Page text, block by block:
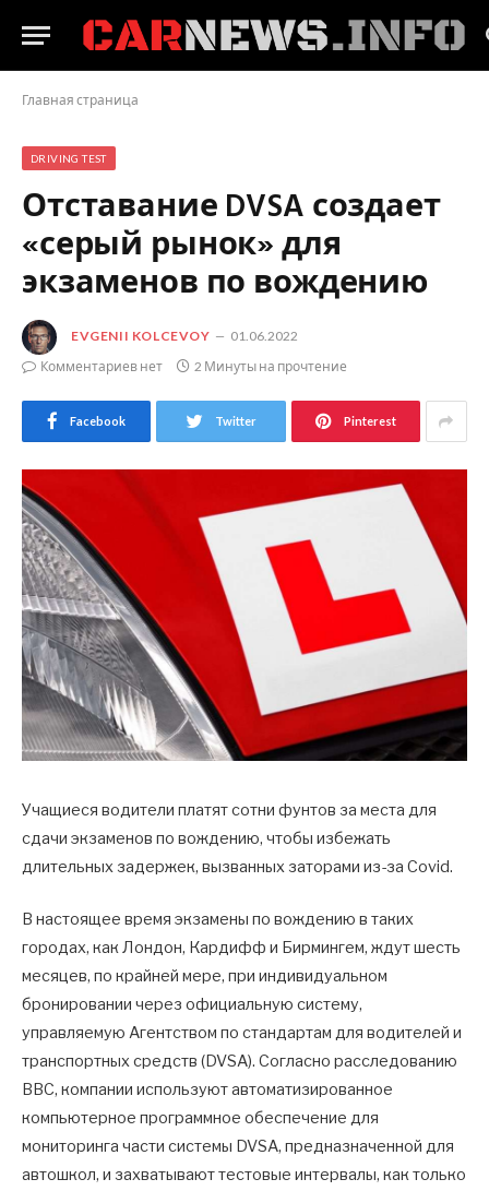
Главная страница
DRIVING TEST
Отставание DVSA создает
«серый рынок» для
экзаменов по вождению
EVGENII KOLCEVOY
01.06.2022
Комментариев нет
2 Минуты на прочтение
Facebook Twitter Pinterest
Учащиеся водители платят сотни фунтов за места для
сдачи экзаменов по вождению, чтобы избежать
длительных задержек, вызванных заторами из-за Covid.
В настоящее время экзамены по вождению в таких
городах, как Лондон, Кардифф и Бирмингем, ждут шесть
месяцев, по крайней мере, при индивидуальном
бронировании через официальную систему,
управляемую Агентством по стандартам для водителей и
транспортных средств (DVSA). Согласно расследованию
BBC, компании используют автоматизированное
компьютерное программное обеспечение для
мониторинга части системы DVSA, предназначенной для
автошкол, и захватывают тестовые интервалы, как только